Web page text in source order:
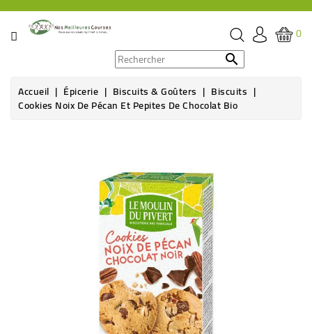
CATÉGORIE
ÉPICERIE
0

Accueil Épicerie Biscuits & Goûters Biscuits
Cookies Noix De Pécan Et Pepites De Chocolat Bio